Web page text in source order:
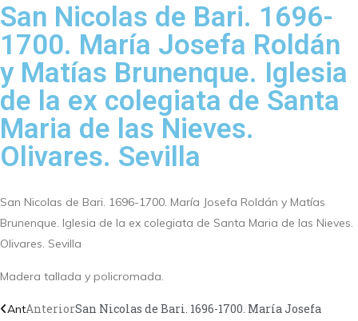
San Nicolas de Bari. 1696-
1700. María Josefa Roldán
y Matías Brunenque. Iglesia
de la ex colegiata de Santa
Maria de las Nieves.
Olivares. Sevilla
San Nicolas de Bari. 1696-1700. María Josefa Roldán y Matías
Brunenque. Iglesia de la ex colegiata de Santa Maria de las Nieves.
Olivares. Sevilla
Madera tallada y policromada.
AntAnteriorSan Nicolas de Bari. 1696-1700. María Josefa